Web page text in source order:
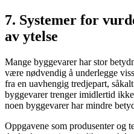
7. Systemer for
av ytelse
Mange byggevarer har stor
være nødvendig å underlegge
fra en uavhengig tredjepart,
byggevarer trenger imidlertid
noen byggevarer har mindre
Oppgavene som produsenter og